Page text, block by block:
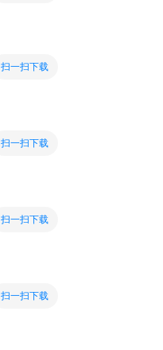
扫一扫下载
扫一扫下载
扫一扫下载
扫一扫下载